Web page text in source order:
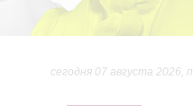
сегодня 07 августа 2026,